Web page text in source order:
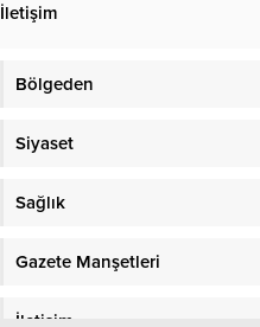
planlanıyor. Gemide ağırlıklı olarak
personel seyahat...
İletişim
Bölgeden
Siyaset
Sağlık
Gazete Manşetleri
İletişim